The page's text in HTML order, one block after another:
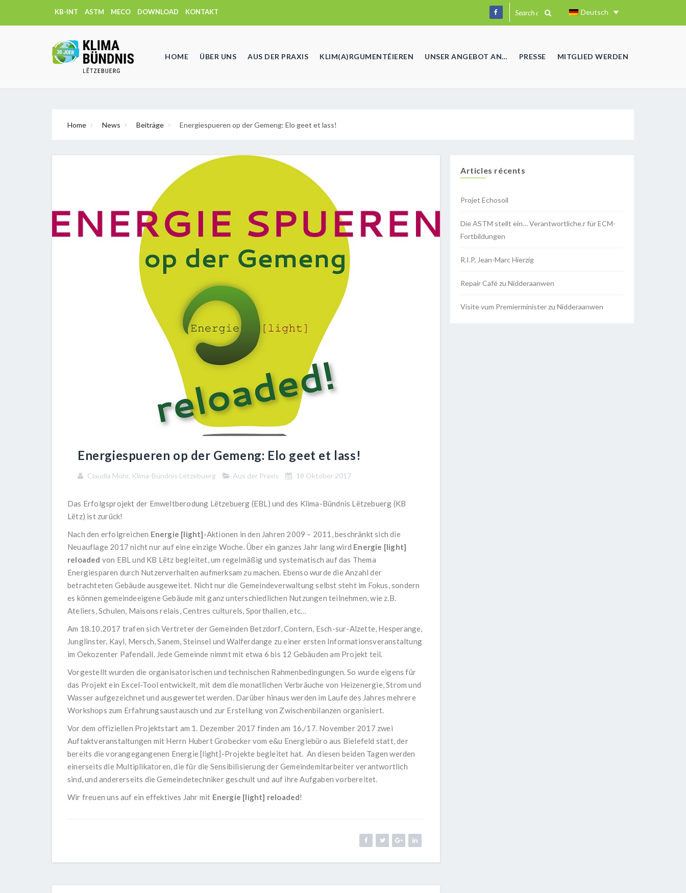
KB-INT ASTM MECO DOWNLOAD KONTAKT Deutsch
HOME ÜBER UNS AUS DER PRAXIS KLIM(A)RGUMENTÉIEREN UNSER ANGEBOT AN… PRESSE MITGLIED WERDEN
Home News Beiträge Energiespueren op der Gemeng: Elo geet et lass!
Energiespueren op der Gemeng: Elo geet et lass!
Claudia Mohr, Klima-Bündnis Lëtzebuerg Aus der Praxis 18 Oktober 2017
Das Erfolgsprojekt der Emweltberodung Lëtzebuerg (EBL) und des Klima-Bündnis Lëtzebuerg (KB
Lëtz) ist zurück!
Nach den erfolgreichen Energie [light]-Aktionen in den Jahren 2009 – 2011, beschränkt sich die
Neuauflage 2017 nicht nur auf eine einzige Woche. Über ein ganzes Jahr lang wird Energie [light]
reloaded von EBL und KB Lëtz begleitet, um regelmäßig und systematisch auf das Thema
Energiesparen durch Nutzerverhalten aufmerksam zu machen. Ebenso wurde die Anzahl der
betrachteten Gebäude ausgeweitet. Nicht nur die Gemeindeverwaltung selbst steht im Fokus, sondern
es können gemeindeeigene Gebäude mit ganz unterschiedlichen Nutzungen teilnehmen, wie z.B.
Ateliers, Schulen, Maisons relais, Centres culturels, Sporthallen, etc…
Am 18.10.2017 trafen sich Vertreter der Gemeinden Betzdorf, Contern, Esch-sur-Alzette, Hesperange,
Junglinster, Kayl, Mersch, Sanem, Steinsel und Walferdange zu einer ersten Informationsveranstaltung
im Oekozenter Pafendall. Jede Gemeinde nimmt mit etwa 6 bis 12 Gebäuden am Projekt teil.
Vorgestellt wurden die organisatorischen und technischen Rahmenbedingungen. So wurde eigens für
das Projekt ein Excel-Tool entwickelt, mit dem die monatlichen Verbräuche von Heizenergie, Strom und
Wasser aufgezeichnet und ausgewertet werden. Darüber hinaus werden im Laufe des Jahres mehrere
Workshops zum Erfahrungsaustausch und zur Erstellung von Zwischenbilanzen organisiert.
Vor dem offiziellen Projektstart am 1. Dezember 2017 finden am 16./17. November 2017 zwei
Auftaktveranstaltungen mit Herrn Hubert Grobecker vom e&u Energiebüro aus Bielefeld statt, der
bereits die vorangegangenen Energie [light]-Projekte begleitet hat. An diesen beiden Tagen werden
einerseits die Multiplikatoren, die für die Sensibilisierung der Gemeindemitarbeiter verantwortlich
sind, und andererseits die Gemeindetechniker geschult und auf ihre Aufgaben vorbereitet.
Wir freuen uns auf ein effektives Jahr mit Energie [light] reloaded!
Articles récents
Projet Echosoil
Die ASTM stellt ein… Verantwortliche.r für ECM-
Fortbildungen
R.I.P. Jean-Marc Hierzig
Repair Café zu Nidderaanwen
Visite vum Premierminister zu Nidderaanwen